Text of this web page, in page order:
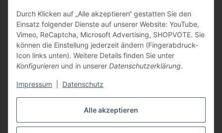
Alle akzeptieren
Durch Klicken auf „Alle akzeptieren“ gestatten Sie den
Einsatz folgender Dienste auf unserer Website: YouTube,
Vimeo, ReCaptcha, Microsoft Advertising, SHOPVOTE. Sie
können die Einstellung jederzeit ändern (Fingerabdruck-
Icon links unten). Weitere Details finden Sie unter
Konfigurieren und in unserer Datenschutzerklärung.
Impressum Datenschutz
Vertriebspartner